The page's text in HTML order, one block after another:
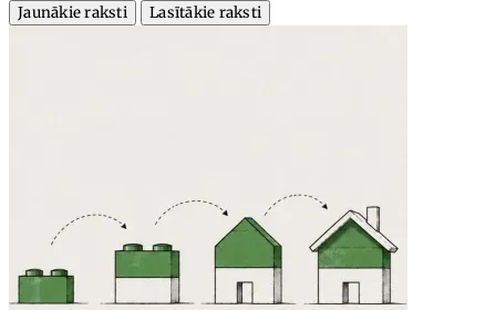
Jaunākie raksti
Lasītākie raksti